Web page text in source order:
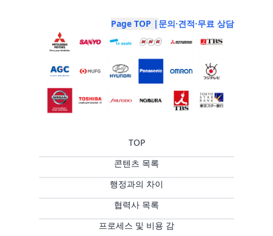
Page TOP | 문의·견적·무료 상담
TOP
콘텐츠 목록
행정과의 차이
협력사 목록
프로세스 및 비용 감